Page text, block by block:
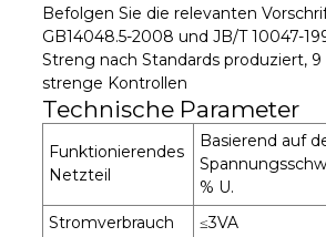
Befolgen Sie die relevanten
GB14048.5-2008 und JB/T 10047-
Streng nach Standards produziert, 9
strenge Kontrollen
Technische Parameter
Funktionierendes
Netzteil
Basierend auf
% U.
Stromverbrauch
≤3VA